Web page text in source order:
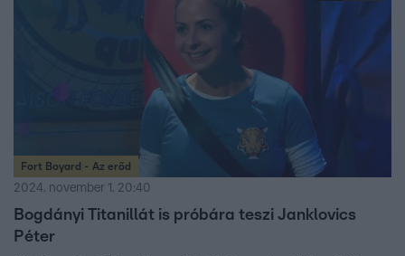
Fort Boyard - Az erőd
2024. november 1. 20:40
Bogdányi Titanillát is próbára teszi Janklovics
Péter